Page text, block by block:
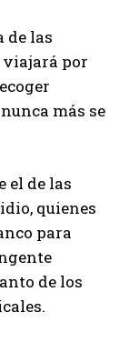
de las
viajará por
más se
el de las
quienes
para
de los